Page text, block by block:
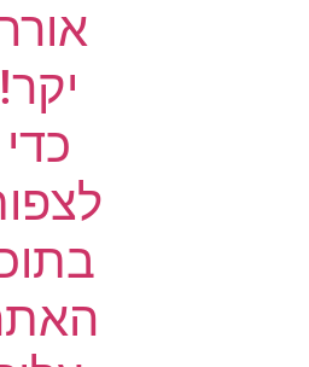
אורח
יקר!
כדי
לצפות
בתוכן
האתר